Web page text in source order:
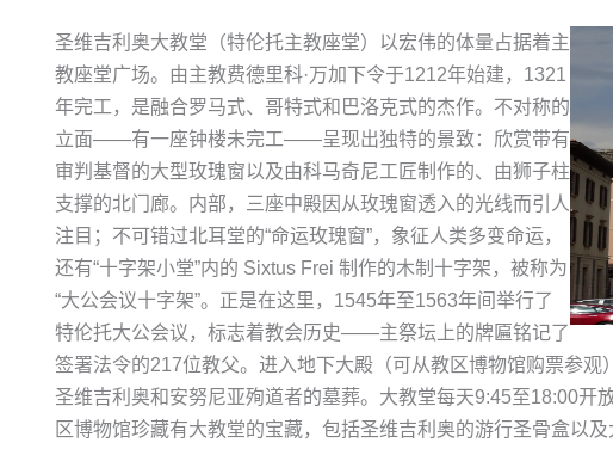
圣维吉利奥大教堂（特伦托主教座堂）以宏伟的体量占据着主
教座堂广场。由主教费德里科·万加下令于1212年始建，1321
年完工，是融合罗马式、哥特式和巴洛克式的杰作。不对称的
立面——有一座钟楼未完工——呈现出独特的景致：欣赏带有
审判基督的大型玫瑰窗以及由科马奇尼工匠制作的、由狮子柱
支撑的北门廊。内部，三座中殿因从玫瑰窗透入的光线而引人
注目；不可错过北耳堂的“命运玫瑰窗”，象征人类多变命运，
还有“十字架小堂”内的 Sixtus Frei 制作的木制十字架，被称为
“大公会议十字架”。正是在这里，1545年至1563年间举行了
特伦托大公会议，标志着教会历史——主祭坛上的牌匾铭记了
签署法令的217位教父。进入地下大殿（可从教区博物馆购票参
圣维吉利奥和安努尼亚殉道者的墓葬。大教堂每天9:45至18:00开
区博物馆珍藏有大教堂的宝藏，包括圣维吉利奥的游行圣骨盒以